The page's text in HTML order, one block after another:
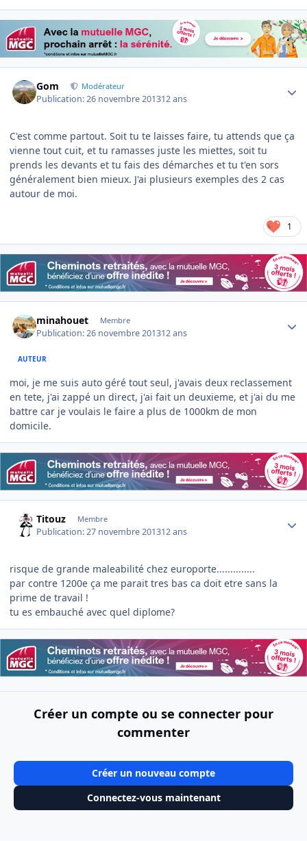
Gom Modérateur
Publication:26 novembre 201312 ans
C'est comme partout. Soit tu te laisses faire, tu attends que ça
vienne tout cuit, et tu ramasses juste les miettes, soit tu
prends les devants et tu fais des démarches et tu t'en sors
généralement bien mieux. J'ai plusieurs exemples des 2 cas
autour de moi.
1
minahouet Membre
Publication:26 novembre 201312 ans
AUTEUR
moi, je me suis auto géré tout seul, j'avais deux reclassement
en tete, j'ai zappé un direct, j'ai fait un deuxieme, et j'ai du me
battre car je voulais le faire a plus de 1000km de mon
domicile.
Titouz Membre
Publication:27 novembre 201312 ans
risque de grande maleabilité chez europorte..............
par contre 1200e ça me parait tres bas ca doit etre sans la
prime de travail !
tu es embauché avec quel diplome?
Créer un compte ou se connecter pour
commenter
Créer un nouveau compte
Connectez-vous maintenant